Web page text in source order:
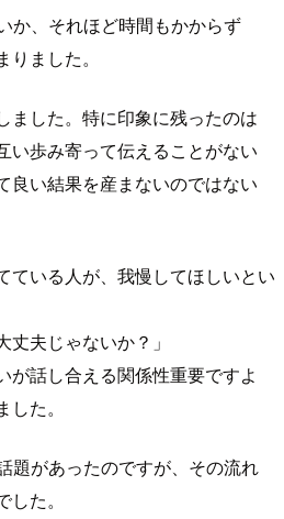
か、それほど時間もかからず
ました。
ました。特に印象に残ったのは
い歩み寄って伝えることがない
良い結果を産まないのではない
ている人が、我慢してほしいとい
丈夫じゃないか？」
が話し合える関係性重要ですよ
た。
題があったのですが、その流れ
た。